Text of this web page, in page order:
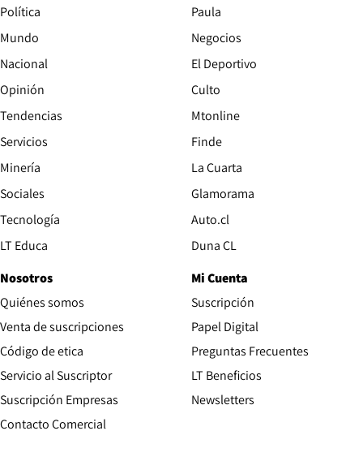
Política
Mundo
Nacional
Opinión
Tendencias
Servicios
Minería
Sociales
Tecnología
LT Educa
Paula
Negocios
El Deportivo
Culto
Mtonline
Finde
La Cuarta
Glamorama
Auto.cl
Duna CL
Nosotros
Quiénes somos
Venta de suscripciones
Código de etica Opens in new window
Servicio al Suscriptor
Suscripción Empresas
Contacto Comercial
Mi Cuenta
Suscripción
Papel Digital
Preguntas Frecuentes
LT Beneficios
Newsletters